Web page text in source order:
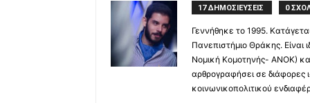
17 ΔΗΜΟΣΙΕΥΣΕΙΣ 0
Γεννήθηκε το 1995.
Πανεπιστήμιο Θράκης. Είναι
Νομική Κομοτηνής- ΑΝΟΚ)
αρθρογραφήσει σε διάφορες
κοινωνικοπολιτικού